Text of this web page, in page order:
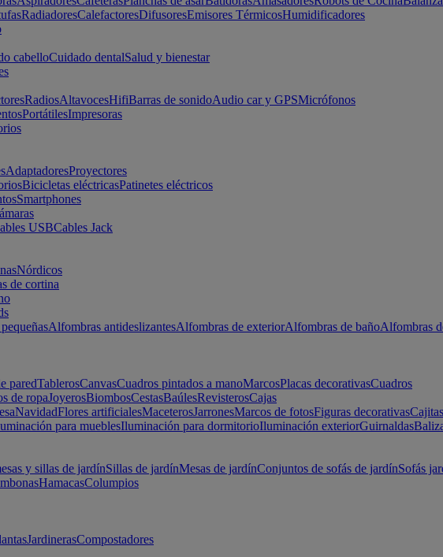
RadiadoresCalefactoresDifusoresEmisores TérmicosHumidificadores
cabelloCuidado dentalSalud y bienestar
RadiosAltavocesHifiBarras de sonidoAudio car y GPSMicrófonos
PortátilesImpresoras
AdaptadoresProyectores
Bicicletas eléctricasPatinetes eléctricos
Smartphones
USBCables Jack
Nórdicos
de cortina
Alfombras antideslizantesAlfombras de exteriorAlfombras de bañoAlfombras
paredTablerosCanvasCuadros pintados a manoMarcosPlacas decorativasCuadros
de ropaJoyerosBiombosCestasBaúlesRevisterosCajas
NavidadFlores artificialesMaceterosJarronesMarcos de fotosFiguras decorativas
para mueblesIluminación para dormitorioIluminación exteriorGuirnaldas
y sillas de jardínSillas de jardínMesas de jardínConjuntos de sofás de jardínSofás
HamacasColumpios
JardinerasCompostadores